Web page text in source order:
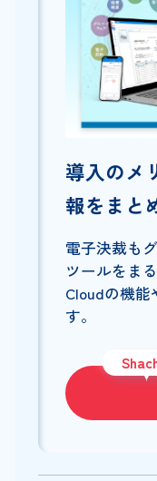
導入のメ
報をまと
電子決裁も
ツールをま
Cloudの機能
す。